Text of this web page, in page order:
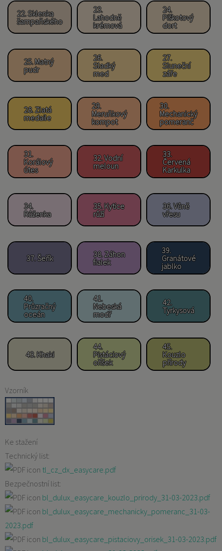
22. Sklenka
šampaňského
23.
Lahodně
krémová
24.
Piškotový
dort
25. Matný
pudr
26.
Sladký
med
27.
Sluneční
záře
28. Zlatá
medaile
29.
Meruňkový
kompot
30.
Mechanický
pomeranč
31.
Korálový
útes
32. Vodní
meloun
33.
Červená
Karkulka
34.
Růženka
35. Kytice
růží
36. Vůně
vřesu
37. Šeřík
38. Záhon
fialek
39.
Granátové
jablko
40.
Průzračný
oceán
41.
Nebeská
modř
42.
Tyrkysová
43. Khaki
44.
Pistáciový
oříšek
45.
Kouzlo
přírody
Vzorník
Ke stažení
Technický list:
tl_cz_dx_easycare.pdf
Bezpečnostní list:
bl_dulux_easycare_kouzlo_prirody_31-03-2023.pdf
bl_dulux_easycare_mechanicky_pomeranc_31-03-
2023.pdf
bl_dulux_easycare_pistaciovy_orisek_31-03-2023.pdf